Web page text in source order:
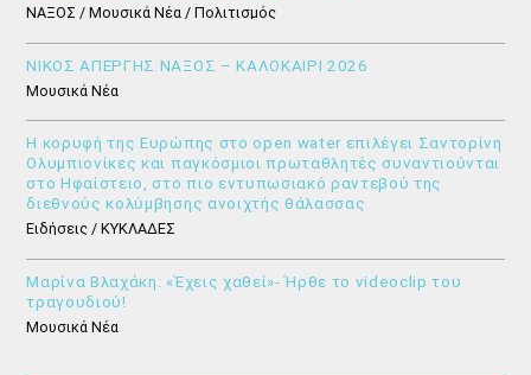
ΝΑΞΟΣ / Μουσικά Νέα / Πολιτισμός
ΝΙΚΟΣ ΑΠΕΡΓΗΣ ΝΑΞΟΣ – ΚΑΛΟΚΑΙΡΙ 2026
Μουσικά Νέα
Η κορυφή της Ευρώπης στο open water επιλέγει Σαντορίνη
Ολυμπιονίκες και παγκόσμιοι πρωταθλητές συναντιούνται
στο Ηφαίστειο, στο πιο εντυπωσιακό ραντεβού της
διεθνούς κολύμβησης ανοιχτής θάλασσας
Ειδήσεις / ΚΥΚΛΑΔΕΣ
Μαρίνα Βλαχάκη: «Έχεις χαθεί»- Ήρθε το videoclip του
τραγουδιού!
Μουσικά Νέα